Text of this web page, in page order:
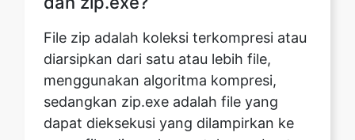
menggunakan algoritma kompresi,
sedangkan zip.exe adalah file yang
dapat dieksekusi yang dilampirkan ke
nama file, digunakan untuk membuat
file zip melalui program. Untuk
mengakses konten dalam file.exe,